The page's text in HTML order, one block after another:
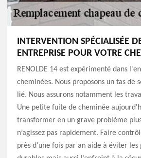
INTERVENTION SPÉCIALISÉE
ENTREPRISE POUR VOTRE
RENOLDE 14 est expérimenté dans
cheminées. Nous proposons un tas de
lié. Nous assurons notamment les
Une petite fuite de cheminée
transformer en un grave problème
n’agissez pas rapidement. Faire
près d’une fois par an aide à éviter les